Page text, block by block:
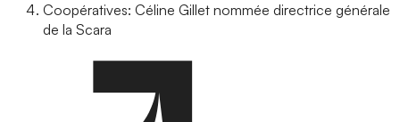
Coopératives: Céline Gillet nommée directrice générale
de la Scara